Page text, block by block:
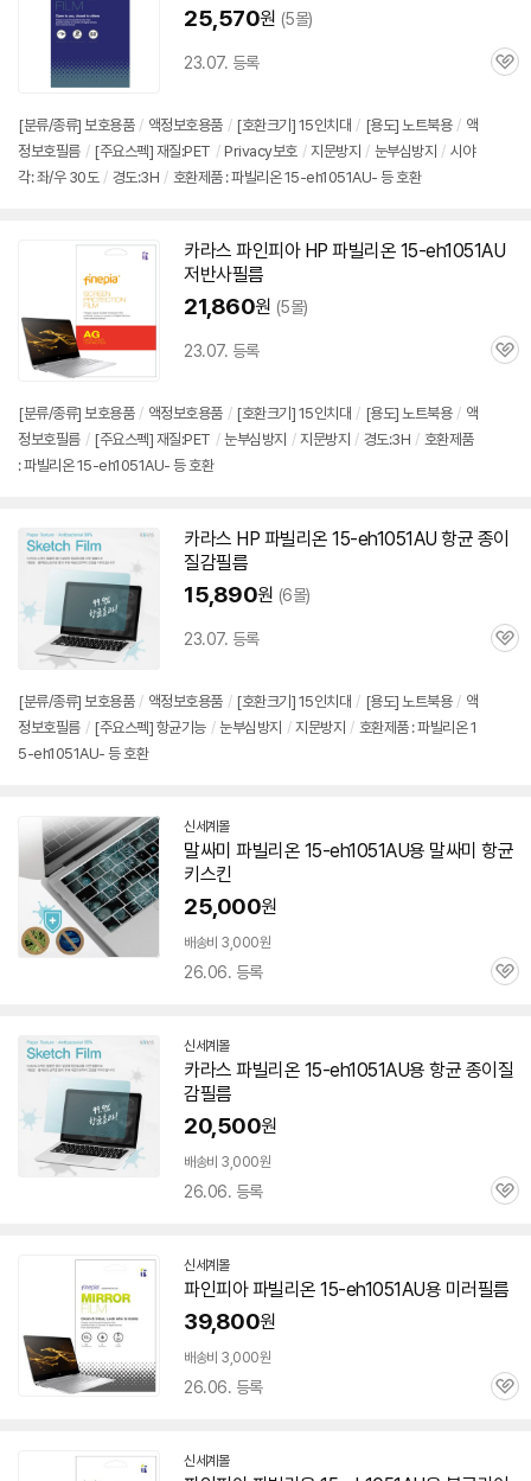
25,570원 (5몰)
23.07. 등록
관
[분류/종류] 보호용품 / 액정보호용품 / [호환크기] 15인치대 / [용도] 노트북용 / 액
정보호필름 / [주요스펙] 재질:PET / Privacy보호 / 지문방지 / 눈부심방지 / 시야
각: 좌/우 30도 / 경도:3H / 호환제품 : 파빌리온 15-eh1051AU- 등 호환
카라스 파인피아 HP 파빌리온 15-eh1051AU
저반사필름
21,860원 (5몰)
23.07. 등록
관
[분류/종류] 보호용품 / 액정보호용품 / [호환크기] 15인치대 / [용도] 노트북용 / 액
정보호필름 / [주요스펙] 재질:PET / 눈부심방지 / 지문방지 / 경도:3H / 호환제품
: 파빌리온 15-eh1051AU- 등 호환
카라스 HP 파빌리온 15-eh1051AU 항균 종이
질감필름
15,890원 (6몰)
23.07. 등록
관
[분류/종류] 보호용품 / 액정보호용품 / [호환크기] 15인치대 / [용도] 노트북용 / 액
정보호필름 / [주요스펙] 항균기능 / 눈부심방지 / 지문방지 / 호환제품 : 파빌리온 1
5-eh1051AU- 등 호환
신세계몰
말싸미 파빌리온 15-eh1051AU용 말싸미 항균
키스킨
25,000원
배송비 3,000원
26.06. 등록
관
신세계몰
카라스 파빌리온 15-eh1051AU용 항균 종이질
감필름
20,500원
배송비 3,000원
26.06. 등록
관
신세계몰
파인피아 파빌리온 15-eh1051AU용 미러필름
39,800원
배송비 3,000원
26.06. 등록
관
신세계몰